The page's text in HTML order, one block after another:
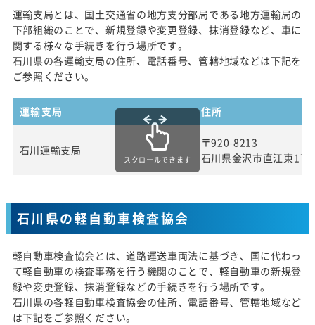
運輸支局とは、国土交通省の地方支分部局である地方運輸局の
下部組織のことで、新規登録や変更登録、抹消登録など、車に
関する様々な手続きを行う場所です。
石川県の各運輸支局の住所、電話番号、管轄地域などは下記を
ご参照ください。
運輸支局 住所
石川運輸支局
〒920-8213
石川県金沢市直江東1丁
スクロールできます
石川県の軽自動車検査協会
軽自動車検査協会とは、道路運送車両法に基づき、国に代わっ
て軽自動車の検査事務を行う機関のことで、軽自動車の新規登
録や変更登録、抹消登録などの手続きを行う場所です。
石川県の各軽自動車検査協会の住所、電話番号、管轄地域など
は下記をご参照ください。